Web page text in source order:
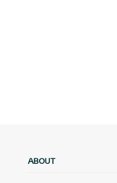
ABOUT